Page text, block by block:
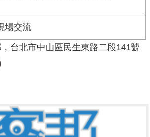
場交流
台北市中山區民生東路二段141號